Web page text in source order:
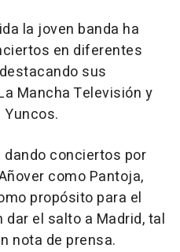
la joven banda ha
en diferentes
sus
Mancha Televisión y
conciertos por
como Pantoja,
propósito para el
el salto a Madrid, tal
nota de prensa.